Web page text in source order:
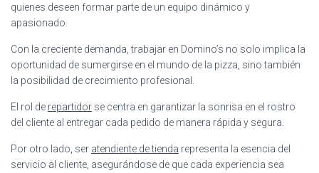
quienes deseen formar parte de un equipo dinámico y
apasionado.
Con la creciente demanda, trabajar en Domino’s no solo implica la
oportunidad de sumergirse en el mundo de la pizza, sino también
la posibilidad de crecimiento profesional.
El rol de repartidor se centra en garantizar la sonrisa en el rostro
del cliente al entregar cada pedido de manera rápida y segura.
Por otro lado, ser atendiente de tienda representa la esencia del
servicio al cliente, asegurándose de que cada experiencia sea